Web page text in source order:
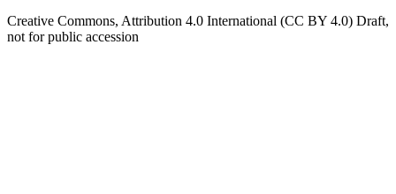
Creative Commons, Attribution 4.0 International (CC BY 4.0) Draft,
not for public accession